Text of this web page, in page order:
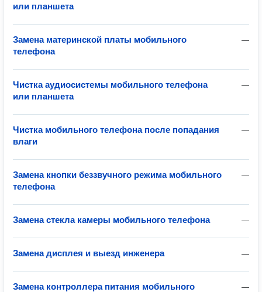
или планшета
—
Замена материнской платы мобильного
телефона
—
Чистка аудиосистемы мобильного телефона
или планшета
—
Чистка мобильного телефона после попадания
влаги
—
Замена кнопки беззвучного режима мобильного
телефона
—
Замена стекла камеры мобильного телефона
—
Замена дисплея и выезд инженера
—
Замена контроллера питания мобильного